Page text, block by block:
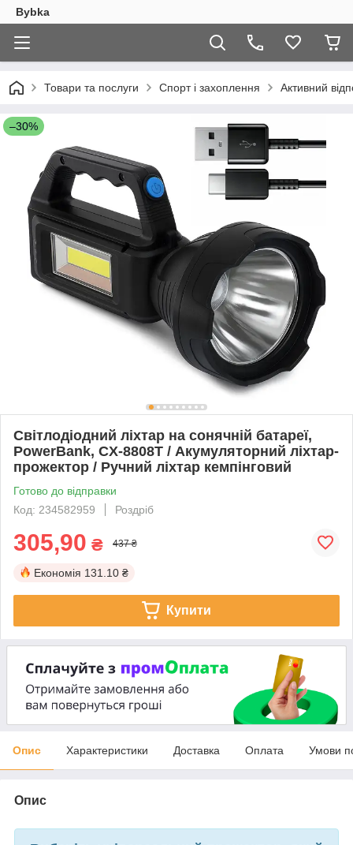
Bybka
Товари та послуги Спорт і захоплення Активний
–30%
Світлодіодний ліхтар на сонячній батареї,
PowerBank, CX-8808T / Акумуляторний ліхтар-
прожектор / Ручний ліхтар кемпінговий
Готово до відправки
Код: 234582959
Роздріб
305,90 ₴ 437 ₴
Економія 131.10 ₴
Купити
Опис Характеристики Доставка Оплата Умови
Опис